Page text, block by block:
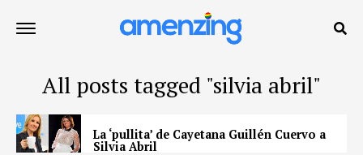
All posts tagged "silvia abril"
La ‘pullita’ de Cayetana Guillén Cuervo a
Silvia Abril